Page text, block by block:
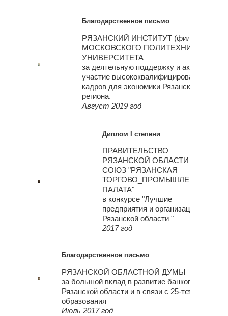
Благодарственное письмо
РЯЗАНСКИЙ ИНСТИТУТ (филиал)
МОСКОВСКОГО ПОЛИТЕХНИЧЕСКОГО
УНИВЕРСИТЕТА
за деятельную поддержку и активное
участие высококвалифицированных
кадров для экономики Рязанского
региона.
Август 2019 год
Диплом I степени
ПРАВИТЕЛЬСТВО
РЯЗАНСКОЙ ОБЛАСТИ
СОЮЗ "РЯЗАНСКАЯ
ТОРГОВО_ПРОМЫШЛЕННАЯ
ПАЛАТА"
в конкурсе "Лучшие
предприятия и организации
Рязанской области "
2017 год
Благодарственное письмо
РЯЗАНСКОЙ ОБЛАСТНОЙ ДУМЫ
за большой вклад в развитие банковской
Рязанской области и в связи с 25-тетием со
образования
Июль 2017 год